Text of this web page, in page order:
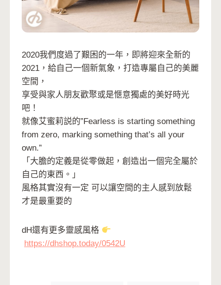
2020我們度過了艱困的一年，即將迎來全新的
2021，給自己一個新氣象，打造專屬自己的美麗
空間，
享受與家人朋友歡聚或是愜意獨處的美好時光
吧！
就像艾蜜莉説的”Fearless is starting something
from zero, marking something that’s all your
own.”
「大膽的定義是從零做起，創造出一個完全屬於
自己的東西。」
風格其實沒有一定 可以讓空間的主人感到放鬆
才是最重要的
dH還有更多靈感風格
https://dhshop.today/0542U